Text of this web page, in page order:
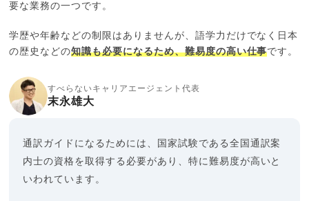
要な業務の一つです。
学歴や年齢などの制限はありませんが、語学力だけでなく日本
の歴史などの知識も必要になるため、難易度の高い仕事です。
すべらないキャリアエージェント代表
末永雄大
通訳ガイドになるためには、国家試験である全国通訳案
内士の資格を取得する必要があり、特に難易度が高いと
いわれています。